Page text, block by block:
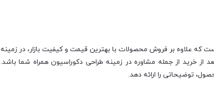
که علاوه بر فروش محصولات با بهترین قیمت و کیفیت بازار، در زمینه
خرید از جمله مشاوره در زمینه طراحی دکوراسیون همراه شما باشد.
توضیحاتی را ارائه دهد.